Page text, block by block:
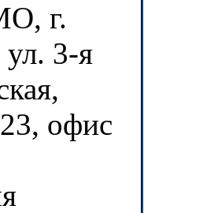
г.
3-я
офис